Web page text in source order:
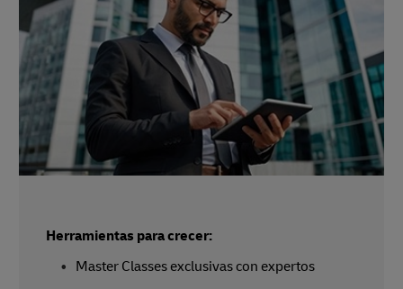
Herramientas para crecer:
Master Classes exclusivas con expertos